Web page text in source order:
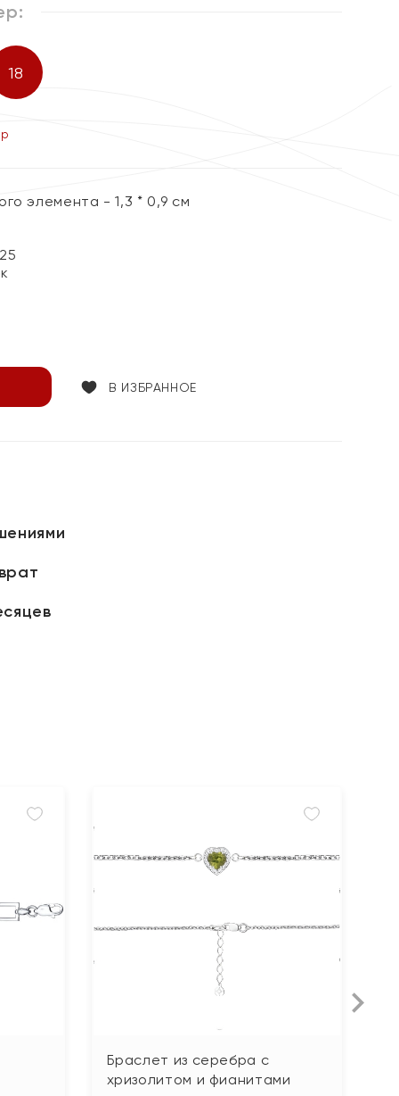
18
элемента - 1,3 * 0,9 см
В ИЗБРАННОЕ
Браслет из серебра с
хризолитом и фианитами